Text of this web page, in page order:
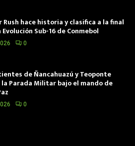
hace historia y clasifica a la final
Sub-16 de Conmebol
0
de Ñancahuazú y Teoponte
la Parada Militar bajo el mando de
0